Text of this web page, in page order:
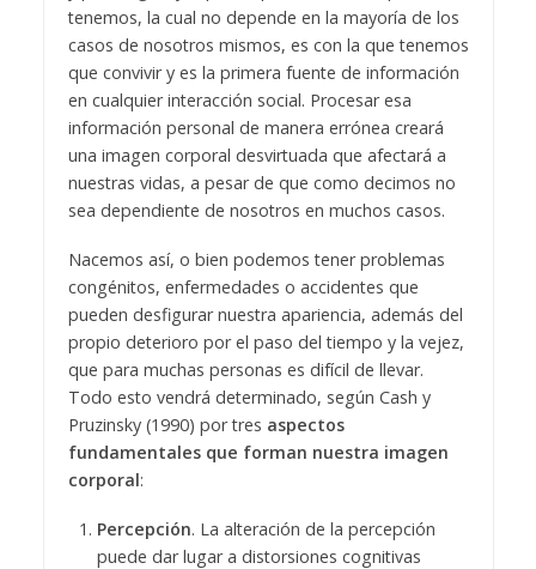
tenemos, la cual no depende en la mayoría de los
casos de nosotros mismos, es con la que tenemos
que convivir y es la primera fuente de información
en cualquier interacción social. Procesar esa
información personal de manera errónea creará
una imagen corporal desvirtuada que afectará a
nuestras vidas, a pesar de que como decimos no
sea dependiente de nosotros en muchos casos.
Nacemos así, o bien podemos tener problemas
congénitos, enfermedades o accidentes que
pueden desfigurar nuestra apariencia, además del
propio deterioro por el paso del tiempo y la vejez,
que para muchas personas es difícil de llevar.
Todo esto vendrá determinado, según Cash y
Pruzinsky (1990) por tres aspectos
fundamentales que forman nuestra imagen
corporal:
Percepción. La alteración de la percepción
puede dar lugar a distorsiones cognitivas